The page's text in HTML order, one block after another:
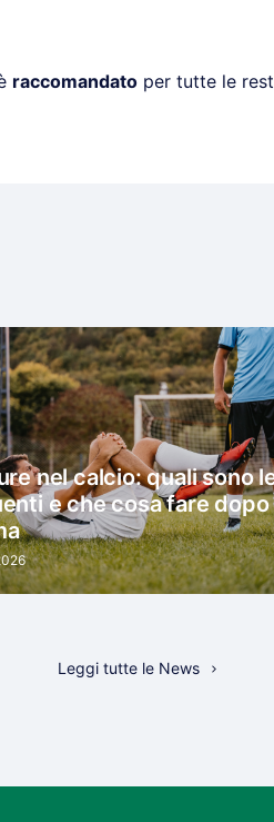
raccomandato per tutte le
nel calcio: quali sono
e che cosa fare dopo
Leggi tutte le News